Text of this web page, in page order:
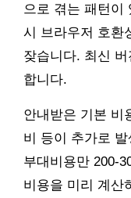
으로 겪는 패턴이
시 브라우저 호환
잦습니다. 최신
합니다.
안내받은 기본 비
비 등이 추가로
부대비용만 200-
비용을 미리 계산